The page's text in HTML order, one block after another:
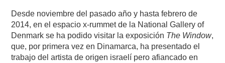
Desde noviembre del pasado año y hasta febrero de
2014, en el espacio x-rummet de la National Gallery of
Denmark se ha podido visitar la exposición The Window,
que, por primera vez en Dinamarca, ha presentado el
trabajo del artista de origen israelí pero afiancado en